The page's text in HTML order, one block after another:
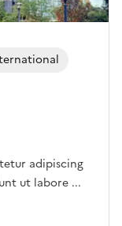
adipiscing
ut labore ...